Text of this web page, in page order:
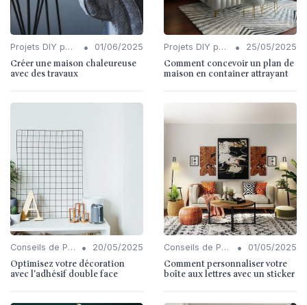
Projets DIY pour l'Intérieur • 01/06/2025
Créer une maison chaleureuse
avec des travaux
Projets DIY pour l'Intérieur • 25/05/2025
Comment concevoir un plan de
maison en container attrayant
Conseils de Personnalisation • 20/05/2025
Optimisez votre décoration
avec l'adhésif double face
Conseils de Personnalisation • 01/05/2025
Comment personnaliser votre
boîte aux lettres avec un sticker